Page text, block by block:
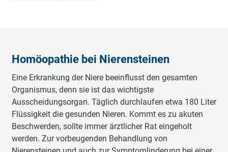
Homöopathie bei Nierensteinen
Eine Erkrankung der Niere beeinflusst den gesamten
Organismus, denn sie ist das wichtigste
Ausscheidungsorgan. Täglich durchlaufen etwa 180 Liter
Flüssigkeit die gesunden Nieren. Kommt es zu akuten
Beschwerden, sollte immer ärztlicher Rat eingeholt
werden. Zur vorbeugenden Behandlung von